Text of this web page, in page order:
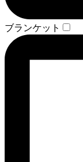
ブランケット